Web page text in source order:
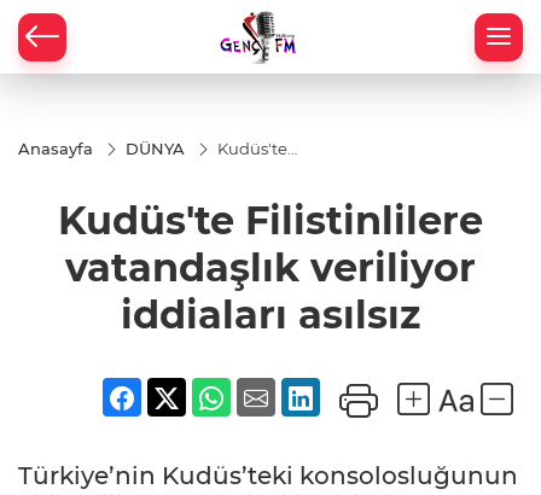
Anasayfa DÜNYA
Kudüs'te
veriliyor
iddiaları
Kudüs'te Filistinlilere
vatandaşlık veriliyor
iddiaları asılsız
Türkiye’nin Kudüs’teki konsolosluğunun